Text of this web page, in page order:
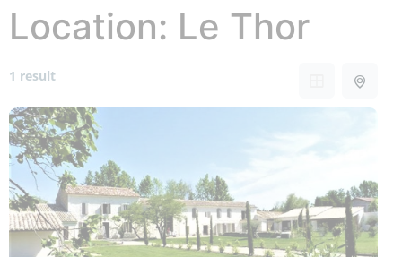
Location: Le Thor
1 result